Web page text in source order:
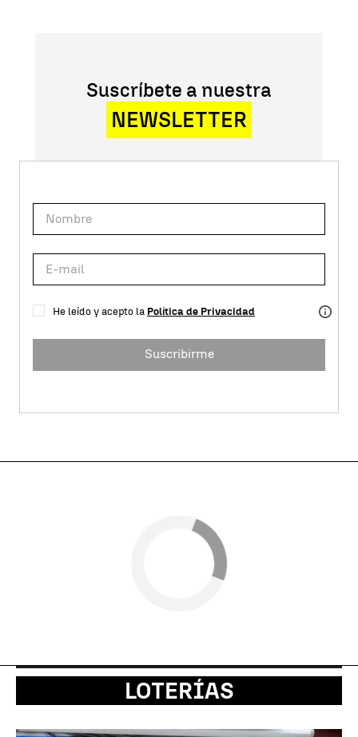
Suscríbete a nuestra
NEWSLETTER
He leído y acepto la Política de Privacidad
Suscribirme
LOTERÍAS